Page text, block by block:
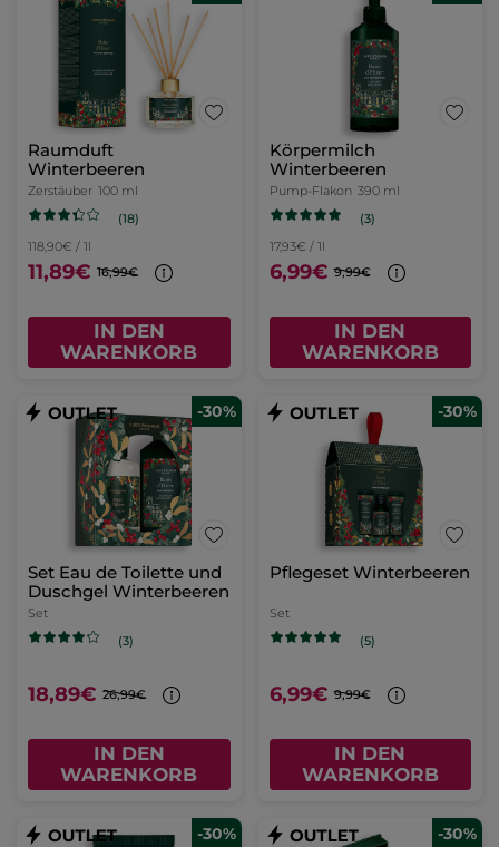
Raumduft
Winterbeeren
Zerstäuber 100 ml
(18)
118,90€ / 1l
11,89€ 16,99€
IN DEN
WARENKORB
Körpermilch
Winterbeeren
Pump-Flakon 390 ml
(3)
17,93€ / 1l
6,99€ 9,99€
IN DEN
WARENKORB
-30%
Set Eau de Toilette und
Duschgel Winterbeeren
Set
(3)
18,89€ 26,99€
IN DEN
WARENKORB
-30%
Pflegeset Winterbeeren
Set
(5)
6,99€ 9,99€
IN DEN
WARENKORB
-30% -30%